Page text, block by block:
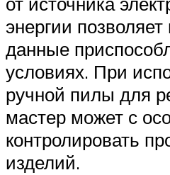
энергии
данные
условиях. При
ручной пилы для
мастер может с
контролировать
изделий.